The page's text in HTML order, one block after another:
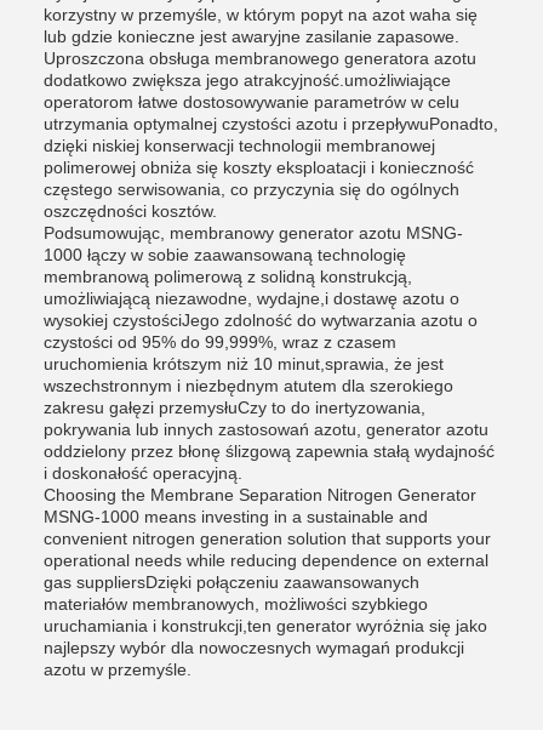
korzystny w przemyśle, w którym popyt na azot waha się
lub gdzie konieczne jest awaryjne zasilanie zapasowe.
Uproszczona obsługa membranowego generatora azotu
dodatkowo zwiększa jego atrakcyjność.umożliwiające
operatorom łatwe dostosowywanie parametrów w celu
utrzymania optymalnej czystości azotu i przepływuPonadto,
dzięki niskiej konserwacji technologii membranowej
polimerowej obniża się koszty eksploatacji i konieczność
częstego serwisowania, co przyczynia się do ogólnych
oszczędności kosztów.
Podsumowując, membranowy generator azotu MSNG-
1000 łączy w sobie zaawansowaną technologię
membranową polimerową z solidną konstrukcją,
umożliwiającą niezawodne, wydajne,i dostawę azotu o
wysokiej czystościJego zdolność do wytwarzania azotu o
czystości od 95% do 99,999%, wraz z czasem
uruchomienia krótszym niż 10 minut,sprawia, że jest
wszechstronnym i niezbędnym atutem dla szerokiego
zakresu gałęzi przemysłuCzy to do inertyzowania,
pokrywania lub innych zastosowań azotu, generator azotu
oddzielony przez błonę ślizgową zapewnia stałą wydajność
i doskonałość operacyjną.
Choosing the Membrane Separation Nitrogen Generator
MSNG-1000 means investing in a sustainable and
convenient nitrogen generation solution that supports your
operational needs while reducing dependence on external
gas suppliersDzięki połączeniu zaawansowanych
materiałów membranowych, możliwości szybkiego
uruchamiania i konstrukcji,ten generator wyróżnia się jako
najlepszy wybór dla nowoczesnych wymagań produkcji
azotu w przemyśle.